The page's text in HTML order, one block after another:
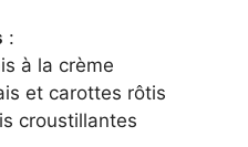
:
à la crème
et carottes rôtis
croustillantes